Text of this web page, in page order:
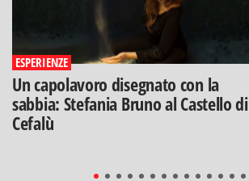
ESPERIENZE
Un capolavoro disegnato con la
sabbia: Stefania Bruno al Castello di
Cefalù